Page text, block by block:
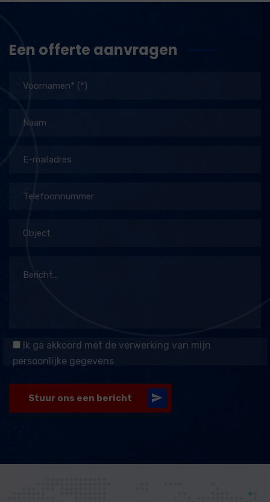
Een offerte aanvragen
Ik ga akkoord met de verwerking van mijn
persoonlijke gegevens
Stuur ons een bericht